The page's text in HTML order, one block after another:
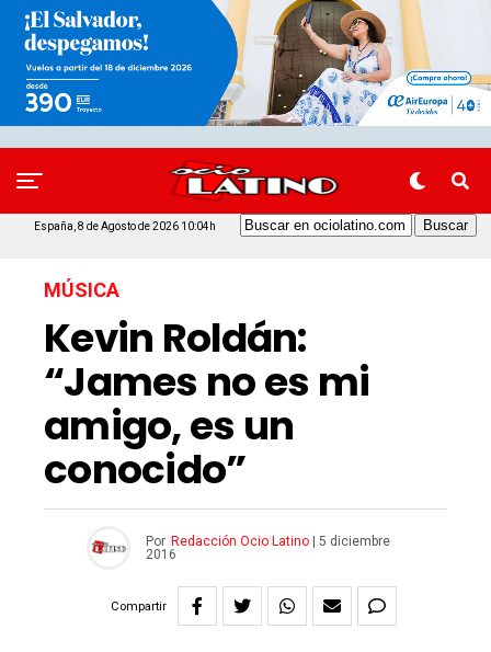
España, 8 de Agosto de 2026 10:04h
MÚSICA
Kevin Roldán:
“James no es mi
amigo, es un
conocido”
Por Redacción Ocio Latino
5 diciembre
2016
Compartir